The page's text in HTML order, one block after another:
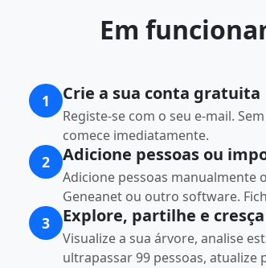
Em
1 Crie a sua conta gratuita
Registe-se com o seu e-mail.
comece imediatamente.
2 Adicione pessoas ou
Adicione pessoas manualmente
Geneanet ou outro software.
3 Explore, partilhe e cresça
Visualize a sua árvore, analise
ultrapassar 99 pessoas, atualize